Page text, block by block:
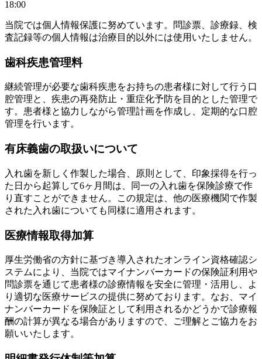
18:00
当院では個人情報保護に努めています。問診票、診療録、検
査記録等の個人情報は治療目的以外には使用いたしません。
歯科疾患管理料
継続管理が必要な歯科疾患をお持ちの患者様に対して行う口
腔管理と、疾患の再発防止・重症化予防を目的とした管理で
す。患者様と協力しながら管理計画を作成し、定期的な口腔
管理を行います。
有床義歯の取扱いについて
入れ歯を新しく作製した場合、原則として、印象採得を行っ
た日から起算して6ヶ月間は、同一の入れ歯を保険診療で作
り直すことができません。この規定は、他の医療機関で作製
された入れ歯についても同様に適用されます。
医療情報取得加算
厚生労働省の方針に基づき導入されたオンライン資格確認シ
ステムにより、当院ではマイナンバーカードの保険証利用や
問診票を通じて患者様の診療情報を安全に管理・活用し、よ
り適切な医療サービスの提供に努めております。なお、マイ
ナンバーカードを保険証として利用されるかどうかで診療報
酬の計算が異なる場合がありますので、ご理解とご協力をお
願いいたします。